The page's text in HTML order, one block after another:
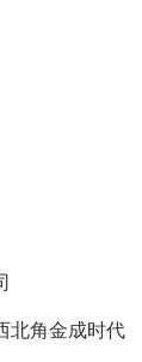
北角金成时代